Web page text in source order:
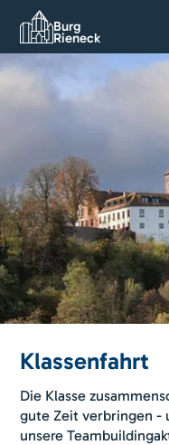
Burg
Rieneck
Klassenfahrt
Die Klasse
gute Zeit verbringen -
unsere